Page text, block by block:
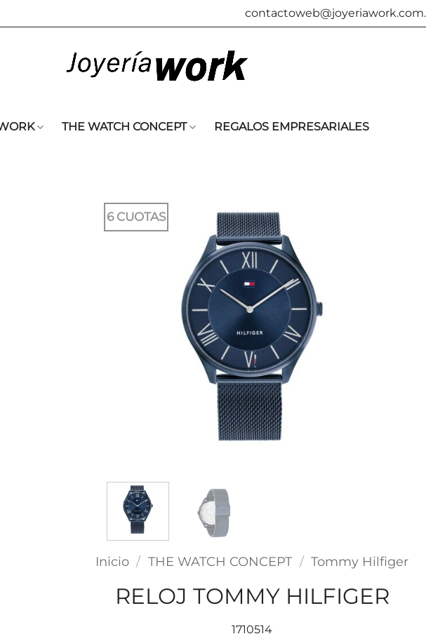
THE WATCH CONCEPT REGALOS EMPRESARIALES
6 CUOTAS
Inicio / THE WATCH CONCEPT / Tommy Hilfiger
RELOJ TOMMY HILFIGER
1710514